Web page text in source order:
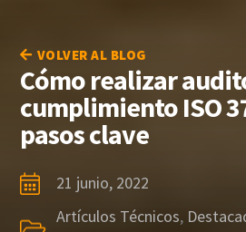
VOLVER AL BLOG
Cómo realizar
cumplimiento ISO
pasos clave
21 junio, 2022
Artículos Técnicos,